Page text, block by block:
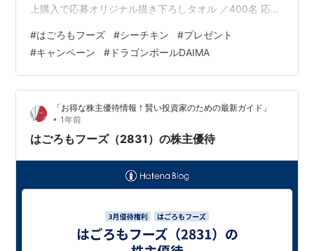
上購入で応募オリジナル描き下ろしタオル ／400名 応募
ンシリーズ、オイル不使用シーチキンシリーズいずれか
の、A賞応募の場合は1,000円（税込）以上、B賞応募の
場合は300円（税込）以上、購入レシート（コピー不
可・複数枚可）を、写真に撮ってアップロード応募 応募
期間 レシート有効期間／2025年3月1日（土）〜5月31…
#はごろもフーズ #シーチキン #プレゼント
#キャンペーン # ドラゴンボールDAIMA
「お得な株主優待情報！賢い投資家のための最新ガイド」
• 1年前
はごろもフーズ（2831）の株主優待